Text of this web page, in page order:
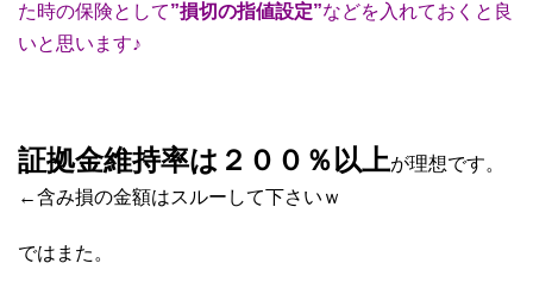
た時の保険として”損切の指値設定”などを入れておくと良
いと思います♪
証拠金維持率は２００％以上が理想です。
←含み損の金額はスルーして下さいｗ
ではまた。